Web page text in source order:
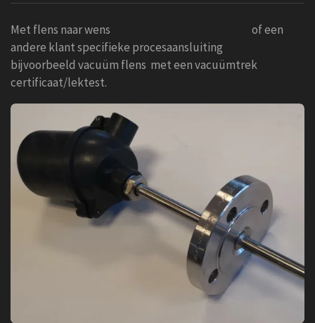
Met flens naar wens of een
andere klant specifieke procesaansluiting
bijvoorbeeld vacuüm flens met een vacuümtrek
certificaat/lektest.